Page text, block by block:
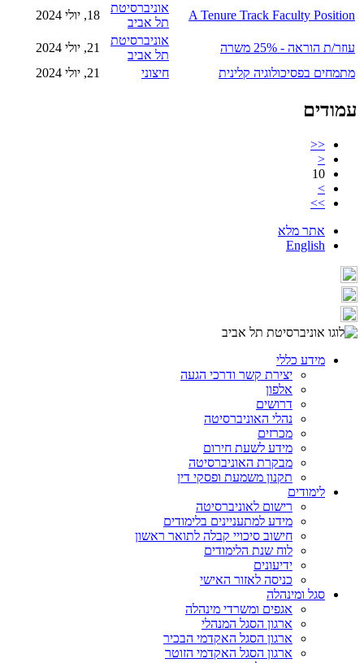
A Tenure Track Faculty Position
אוניברסיטת
תל אביב
18, יולי 2024
עוזר/ת הוראה - 25% משרה
אוניברסיטת
תל אביב
21, יולי 2024
מתמחים בפסיכולוגיה קלינית
חיצוני 21, יולי 2024
עמודים
<<
<
10
>
>>
אתר מלא
English
מידע כללי
יצירת קשר ודרכי הגעה
אלפון
דרושים
נהלי האוניברסיטה
מכרזים
מידע לשעת חירום
מבקרת האוניברסיטה
תקנון משמעת ופסקי דין
לימודים
רישום לאוניברסיטה
מידע למתעניינים בלימודים
חישוב סיכויי קבלה לתואר ראשון
לוח שנת הלימודים
ידיעונים
כניסה לאזור האישי
סגל ומינהלה
אגפים ומשרדי מינהלה
ארגון הסגל המנהלי
ארגון הסגל האקדמי הבכיר
ארגון הסגל האקדמי הזוטר